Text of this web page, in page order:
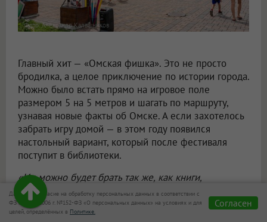
Фото: Александр Калашников
Главный хит — «Омская фишка». Это не просто
бродилка, а целое приключение по истории города.
Можно было встать прямо на игровое поле
размером 5 на 5 метров и шагать по маршруту,
узнавая новые факты об Омске. А если захотелось
забрать игру домой — в этом году появился
настольный вариант, который после фестиваля
поступит в библиотеки.
«Их можно будет брать так же, как книги,
и проводить уютные семейные вечера», —
рассказаладиректор Омских муниципальных
библиотек Наталья Дрозд
Даю своё согласие на обработку персональных данных в соответствии с
ФЗ от 27.07.2006 г. №152-ФЗ «О персональных данных» на условиях и для
целей, определённых в Политике.
Согласен